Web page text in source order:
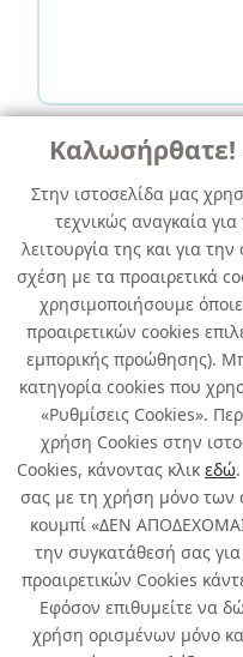
Καλωσήρθατε!
Στην ιστοσελίδα μας
τεχνικώς αναγκαία
λειτουργία της και για
σχέση με τα προαιρετικά
χρησιμοποιήσουμε
προαιρετικών cookies
εμπορικής προώθησης).
κατηγορία cookies που
«Ρυθμίσεις Cookies».
χρήση Cookies στην
Cookies, κάνοντας κλικ εδώ
σας με τη χρήση μόνο των
κουμπί «ΔΕΝ
την συγκατάθεσή σας
προαιρετικών Cookies
Εφόσον επιθυμείτε να
χρήση ορισμένων μόνο
ΓENIKHΣ
DUPLICOLOR
400 ml
κωδ. 346737021
6τμχ/ συσκευασία
Άμεσα Διαθέσιμο
Σχετικά με εμάς
Χρήσιμα